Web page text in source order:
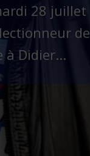
28 juillet
de
à Didier...